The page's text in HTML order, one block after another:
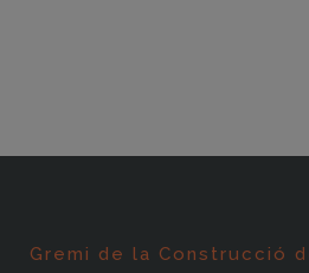
Gremi de la Construcció